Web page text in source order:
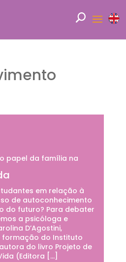
papel da família na
em relação à
de autoconhecimento
do futuro? Para debater
a psicóloga e
D’Agostini,
do Instituto
do livro Projeto de
(Editora […]